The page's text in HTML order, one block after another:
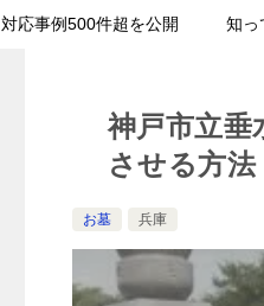
対応事例500件超を公開 知っ
神戸市立垂
させる方法
お墓 兵庫